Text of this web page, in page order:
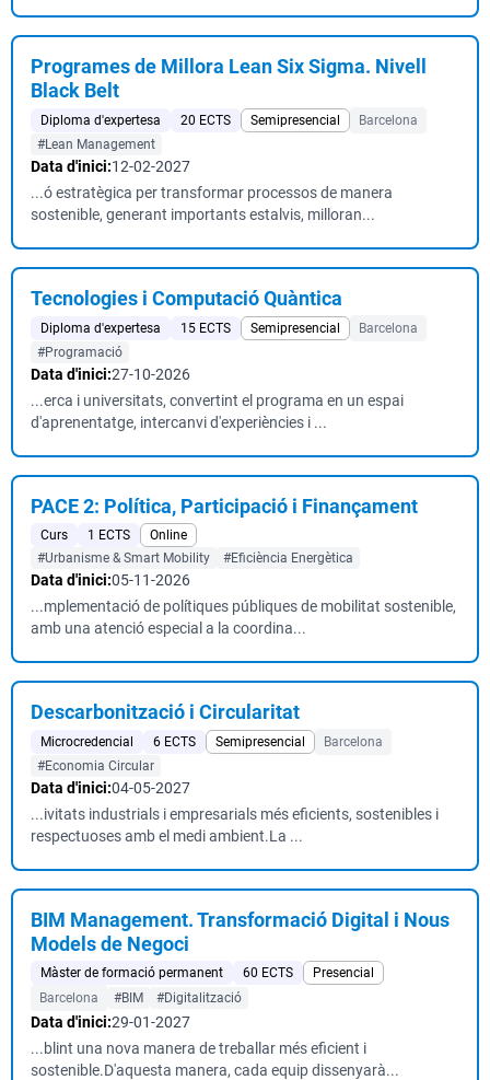
Programes de Millora Lean Six Sigma. Nivell
Black Belt
Diploma d'expertesa 20 ECTS Semipresencial
Barcelona
#Lean Management
Data d'inici:12-02-2027
...ó estratègica per transformar processos de manera
sostenible, generant importants estalvis, milloran...
Tecnologies i Computació Quàntica
Diploma d'expertesa 15 ECTS Semipresencial
Barcelona
#Programació
Data d'inici:27-10-2026
...erca i universitats, convertint el programa en un espai
d'aprenentatge, intercanvi d'experiències i ...
PACE 2: Política, Participació i Finançament
Curs 1 ECTS
Online
#Urbanisme & Smart Mobility
#Eficiència Energètica
Data d'inici:05-11-2026
...mplementació de polítiques públiques de mobilitat sostenible,
amb una atenció especial a la coordina...
Descarbonització i Circularitat
Microcredencial 6 ECTS Semipresencial
Barcelona
#Economia Circular
Data d'inici:04-05-2027
...ivitats industrials i empresarials més eficients, sostenibles i
respectuoses amb el medi ambient.La ...
BIM Management. Transformació Digital i Nous
Models de Negoci
Màster de formació permanent 60 ECTS
Presencial
Barcelona
#BIM #Digitalització
Data d'inici:29-01-2027
...blint una nova manera de treballar més eficient i
sostenible.D'aquesta manera, cada equip dissenyarà...